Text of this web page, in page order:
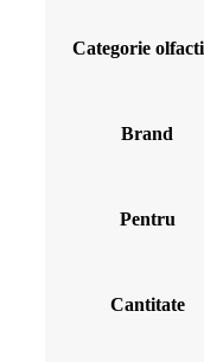
Categorie
Brand
Pentru
Cantitate